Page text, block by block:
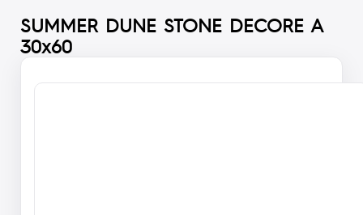
SUMMER DUNE STONE DECORE A
30x60